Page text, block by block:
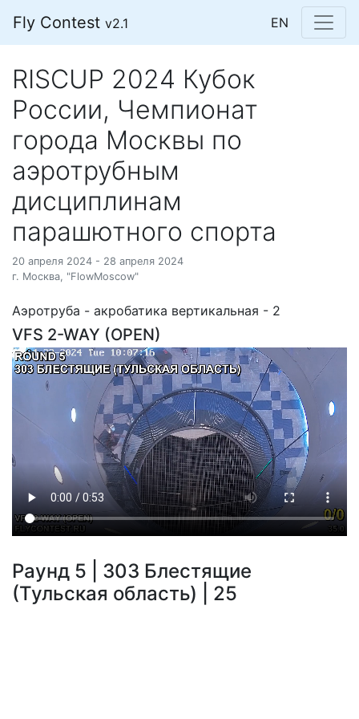
Fly Contest v2.1 EN
RISCUP 2024 Кубок
России, Чемпионат
города Москвы по
аэротрубным
дисциплинам
парашютного спорта
20 апреля 2024 - 28 апреля 2024
г. Москва, "FlowMoscow"
Аэротруба - акробатика вертикальная - 2
VFS 2-WAY (OPEN)
Раунд 5 | 303 Блестящие
(Тульская область) | 25